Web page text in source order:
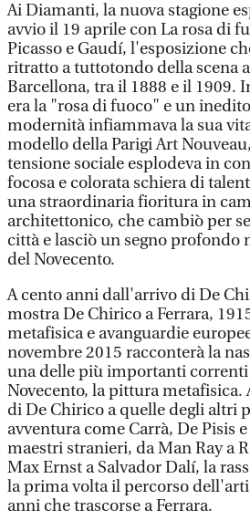
Ai Diamanti, la nuova stagione
avvio il 19 aprile con La rosa di
Picasso e Gaudí, l'esposizione
ritratto a tuttotondo della scena
Barcellona, tra il 1888 e il 1909.
era la "rosa di fuoco" e un
modernità infiammava la sua
modello della Parigi Art
tensione sociale esplodeva in
focosa e colorata schiera di
una straordinaria fioritura in
architettonico, che cambiò per
città e lasciò un segno profondo
del Novecento.
A cento anni dall'arrivo di De
mostra De Chirico a Ferrara,
metafisica e avanguardie
novembre 2015 racconterà la
una delle più importanti
Novecento, la pittura metafisica.
di De Chirico a quelle degli altri
avventura come Carrà, De Pisis
maestri stranieri, da Man Ray a
Max Ernst a Salvador Dalí, la
la prima volta il percorso
anni che trascorse a Ferrara.